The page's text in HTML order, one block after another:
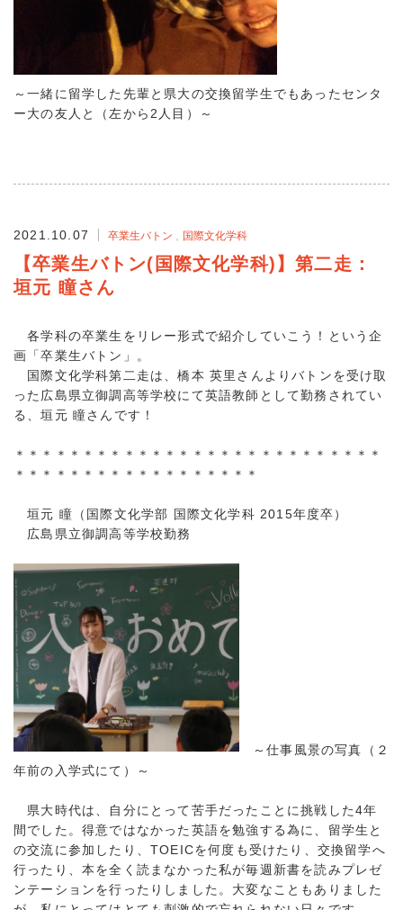
～一緒に留学した先輩と県大の交換留学生でもあったセンタ
ー大の友人と（左から2人目）～
2021.10.07 卒業生バトン 国際文化学科
【卒業生バトン(国際文化学科)】第二走：
垣元 瞳さん
各学科の卒業生をリレー形式で紹介していこう！という企
画「卒業生バトン」。
国際文化学科第二走は、橋本 英里さんよりバトンを受け取
った広島県立御調高等学校にて英語教師として勤務されてい
る、垣元 瞳さんです！
＊＊＊＊＊＊＊＊＊＊＊＊＊＊＊＊＊＊＊＊＊＊＊＊＊＊＊
＊＊＊＊＊＊＊＊＊＊＊＊＊＊＊＊＊＊
垣元 瞳（国際文化学部 国際文化学科 2015年度卒）
広島県立御調高等学校勤務
～仕事風景の写真（２
年前の入学式にて）～
県大時代は、自分にとって苦手だったことに挑戦した4年
間でした。得意ではなかった英語を勉強する為に、留学生と
の交流に参加したり、TOEICを何度も受けたり、交換留学へ
行ったり、本を全く読まなかった私が毎週新書を読みプレゼ
ンテーションを行ったりしました。大変なこともありました